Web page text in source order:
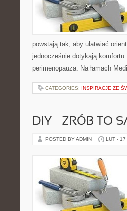
powstają tak, aby ułatwiać
jednocześnie dotykają
perimenopauza. Na łamach
CATEGORIES: INSPIRACJE ZE
DIY – ZRÓB TO
POSTED BY ADMIN LUT - 17